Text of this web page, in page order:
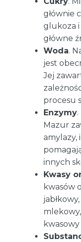
głównie
glukoza
główne
Woda.
jest
Jej
procesu
Enzymy
Mazur
amylazy,
innych
Kwasy
kwasów
kwasowy